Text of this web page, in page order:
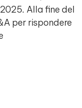
Alla fine del
per rispondere